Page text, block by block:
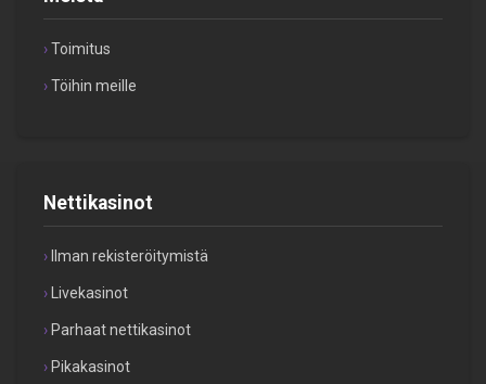
Toimitus
Töihin meille
Nettikasinot
Ilman rekisteröitymistä
Livekasinot
Parhaat nettikasinot
Pikakasinot